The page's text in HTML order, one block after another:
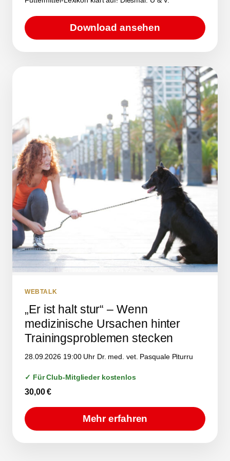
Download ansehen
WEBTALK
„Er ist halt stur“ – Wenn
medizinische Ursachen hinter
Trainingsproblemen stecken
28.09.2026 19:00 Uhr Dr. med. vet. Pasquale Piturru
✓ Für Club-Mitglieder kostenlos
30,00€
Mehr erfahren